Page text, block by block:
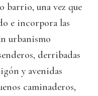
barrio, una vez que
e incorpora las
urbanismo
derribadas
y avenidas
caminaderos,